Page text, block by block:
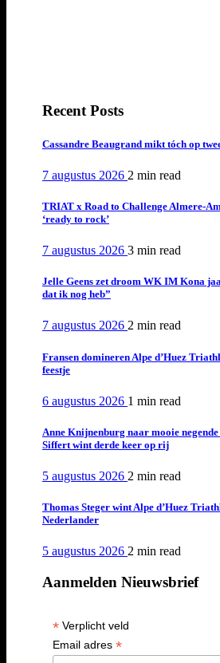
Recent Posts
Cassandre Beaugrand mikt tóch op
7 augustus 2026 2 min read
TRIAT x Road to Challenge Almere-
‘ready to rock’
7 augustus 2026 3 min read
Jelle Geens zet droom WK IM Kona
dat ik nog heb”
7 augustus 2026 2 min read
Fransen domineren Alpe d’Huez
feestje
6 augustus 2026 1 min read
Anne Knijnenburg naar mooie
Siffert wint derde keer op rij
5 augustus 2026 2 min read
Thomas Steger wint Alpe d’Huez
Nederlander
5 augustus 2026 2 min read
Aanmelden Nieuwsbrief
*Verplicht veld
Email adres *